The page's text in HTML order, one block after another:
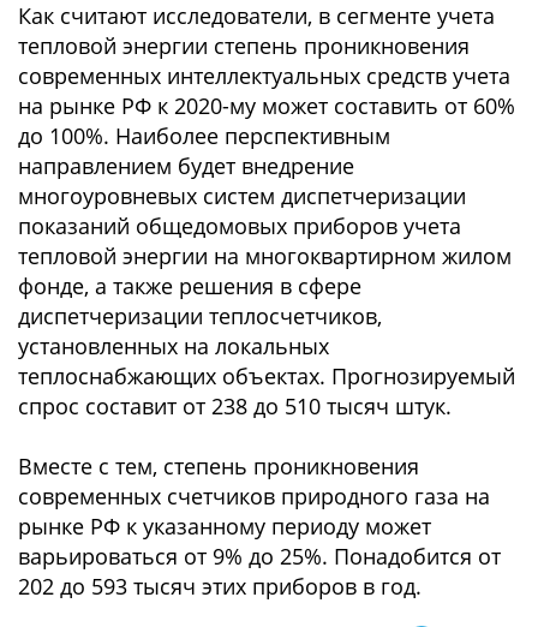
Как считают исследователи, в сегменте учета
тепловой энергии степень проникновения
современных интеллектуальных средств учета
на рынке РФ к 2020-му может составить от 60%
до 100%. Наиболее перспективным
направлением будет внедрение
многоуровневых систем диспетчеризации
показаний общедомовых приборов учета
тепловой энергии на многоквартирном жилом
фонде, а также решения в сфере
диспетчеризации теплосчетчиков,
установленных на локальных
теплоснабжающих объектах. Прогнозируемый
спрос составит от 238 до 510 тысяч штук.
Вместе с тем, степень проникновения
современных счетчиков природного газа на
рынке РФ к указанному периоду может
варьироваться от 9% до 25%. Понадобится от
202 до 593 тысяч этих приборов в год.